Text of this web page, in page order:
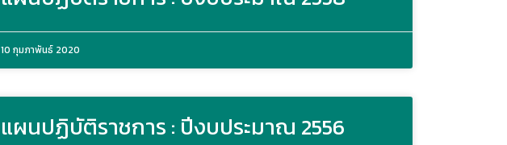
10 กุมภาพันธ์ 2020
แผนปฏิบัติราชการ : ปีงบประมาณ 2556